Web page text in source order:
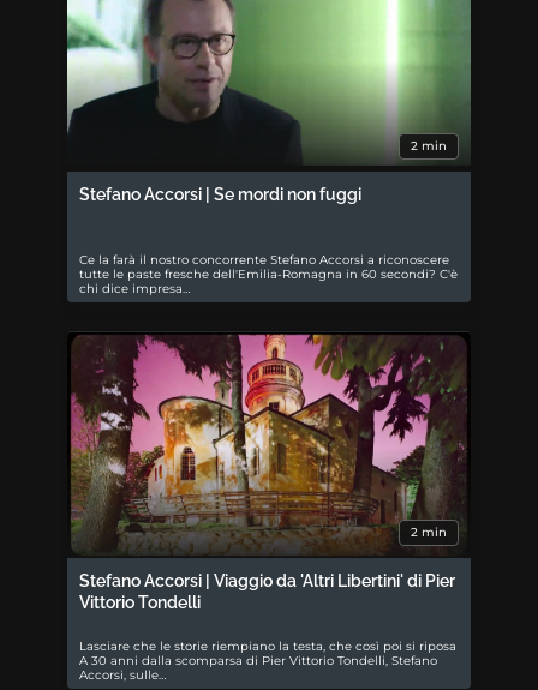
2 min
Stefano Accorsi | Se mordi non fuggi
Ce la farà il nostro concorrente Stefano Accorsi a riconoscere
tutte le paste fresche dell'Emilia-Romagna in 60 secondi? C'è
chi dice impresa…
2 min
Stefano Accorsi | Viaggio da 'Altri Libertini' di Pier
Vittorio Tondelli
Lasciare che le storie riempiano la testa, che così poi si riposa
A 30 anni dalla scomparsa di Pier Vittorio Tondelli, Stefano
Accorsi, sulle…